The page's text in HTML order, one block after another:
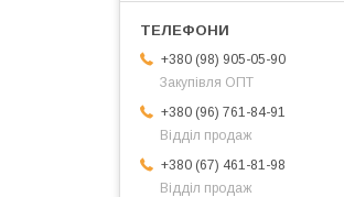
+380 (98) 905-05-90
Закупівля ОПТ
+380 (96) 761-84-91
Відділ продаж
+380 (67) 461-81-98
Відділ продаж